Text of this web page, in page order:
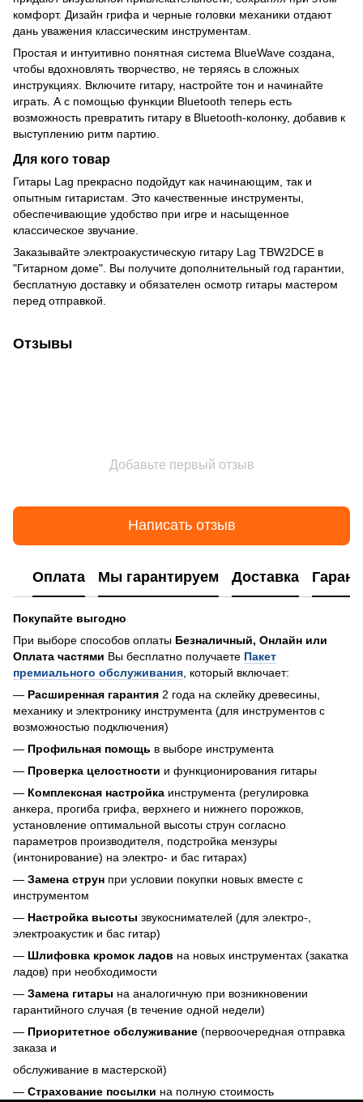
комфорт. Дизайн грифа и черные головки механики отдают
дань уважения классическим инструментам.
Простая и интуитивно понятная система BlueWave создана,
чтобы вдохновлять творчество, не теряясь в сложных
инструкциях. Включите гитару, настройте тон и начинайте
играть. А с помощью функции Bluetooth теперь есть
возможность превратить гитару в Bluetooth-колонку, добавив к
выступлению ритм партию.
Для кого товар
Гитары Lag прекрасно подойдут как начинающим, так и
опытным гитаристам. Это качественные инструменты,
обеспечивающие удобство при игре и насыщенное
классическое звучание.
Заказывайте электроакустическую гитару Lag TBW2DCE в
"Гитарном доме". Вы получите дополнительный год гарантии,
бесплатную доставку и обязателен осмотр гитары мастером
перед отправкой.
Отзывы
Добавьте первый отзыв
Написать отзыв
Оплата Мы гарантируем Доставка
Покупайте выгодно
При выборе способов оплаты Безналичный, Онлайн или
Оплата частями Вы бесплатно получаете Пакет
премиального обслуживания , который включает:
— Расширенная гарантия 2 года на склейку древесины,
механику и электронику инструмента (для инструментов с
возможностью подключения)
— Профильная помощь в выборе инструмента
— Проверка целостности и функционирования гитары
— Комплексная настройка инструмента (регулировка
анкера, прогиба грифа, верхнего и нижнего порожков,
установление оптимальной высоты струн согласно
параметров производителя, подстройка мензуры
(интонирование) на электро- и бас гитарах)
— Замена струн при условии покупки новых вместе с
инструментом
— Настройка высоты звукоснимателей (для электро-,
электроакустик и бас гитар)
— Шлифовка кромок ладов на новых инструментах (закатка
ладов) при необходимости
— Замена гитары на аналогичную при возникновении
гарантийного случая (в течение одной недели)
— Приоритетное обслуживание (первоочередная отправка
заказа и
обслуживание в мастерской)
— Страхование посылки на полную стоимость